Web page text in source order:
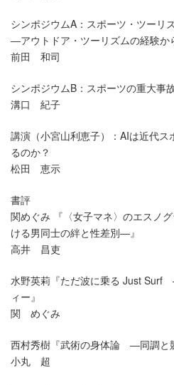
シンポジウムA：スポーツ・ツーリ
―アウトドア・ツーリズムの経験
前田 和司
シンポジウムB：スポーツの重大事
溝口 紀子
講演（小宮山利恵子）：AIは近代
るのか？
松田 恵示
書評
関めぐみ 『〈女子マネ〉のエスノ
ける男同士の絆と性差別―』
高井 昌吏
水野英莉『ただ波に乗る Just Surf
ィー』
関 めぐみ
西村秀樹『武術の身体論 ―同調と
小丸 超